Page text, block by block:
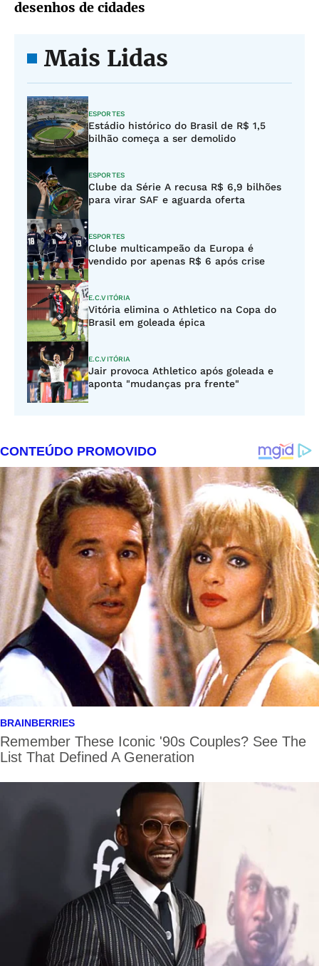
desenhos de cidades
Mais Lidas
ESPORTES
Estádio histórico do Brasil de R$ 1,5
bilhão começa a ser demolido
ESPORTES
Clube da Série A recusa R$ 6,9 bilhões
para virar SAF e aguarda oferta
ESPORTES
Clube multicampeão da Europa é
vendido por apenas R$ 6 após crise
E.C.VITÓRIA
Vitória elimina o Athletico na Copa do
Brasil em goleada épica
E.C.VITÓRIA
Jair provoca Athletico após goleada e
aponta "mudanças pra frente"